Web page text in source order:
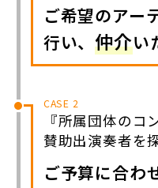
ご希望のアー
行い、仲介い
CASE 2
『所属団体のコ
賛助出演奏者を
ご予算に合わ